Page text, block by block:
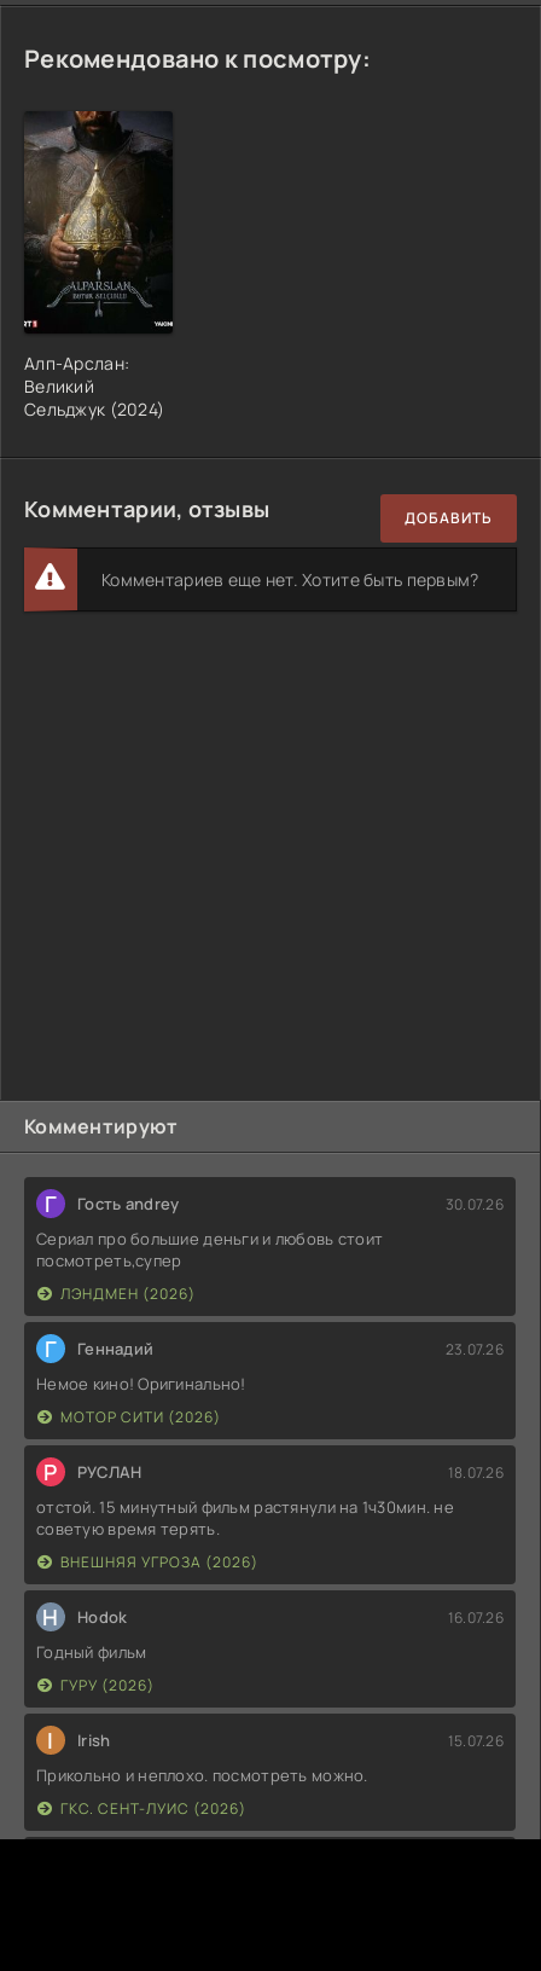
Комментируют
Г Гость andrey 30.07.26
Сериал про большие деньги и любовь стоит
посмотреть,супер
ЛЭНДМЕН (2026)
Г Геннадий 23.07.26
Немое кино! Оригинально!
МОТОР СИТИ (2026)
Р РУСЛАН 18.07.26
отстой. 15 минутный фильм растянули на 1ч30мин. не
советую время терять.
ВНЕШНЯЯ УГРОЗА (2026)
H Hodok 16.07.26
Годный фильм
ГУРУ (2026)
I Irish 15.07.26
Прикольно и неплохо. посмотреть можно.
ГКС. СЕНТ-ЛУИС (2026)
Рекомендовано к посмотру:
Алп-Арслан:
Великий
Сельджук (2024)
Комментарии, отзывы ДОБАВИТЬ
Комментариев еще нет. Хотите быть первым?